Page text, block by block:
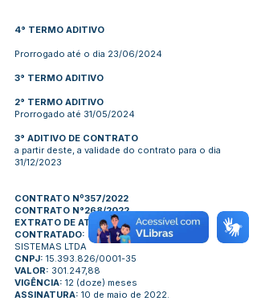
4° TERMO ADITIVO
Prorrogado até o dia 23/06/2024
3° TERMO ADITIVO
2° TERMO ADITIVO
Prorrogado até 31/05/2024
3° ADITIVO DE CONTRATO
a partir deste, a validade do contrato para o dia
31/12/2023
CONTRATO Nº357/2022
CONTRATO N°268/2022
EXTRATO DE ATA N°018/2022
CONTRATADO: STATUS TECNOLOGIA DE
SISTEMAS LTDA
CNPJ: 15.393.826/0001-35
VALOR: 301.247,88
VIGÊNCIA: 12 (doze) meses
ASSINATURA: 10 de maio de 2022.